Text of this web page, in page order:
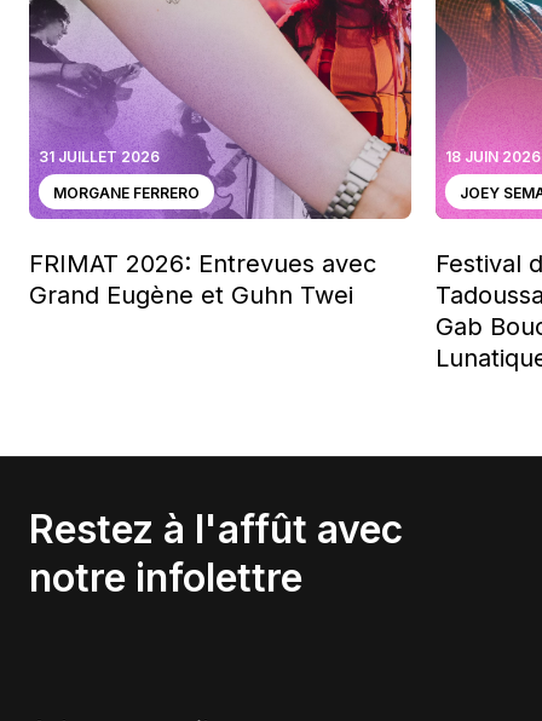
31 JUILLET 2026
MORGANE FERRERO
FRIMAT 2026: Entrevues avec
Grand Eugène et Guhn Twei
18 JUIN 2026
JOEY
Festival
Gab
Restez à l'affût avec
notre infolettre